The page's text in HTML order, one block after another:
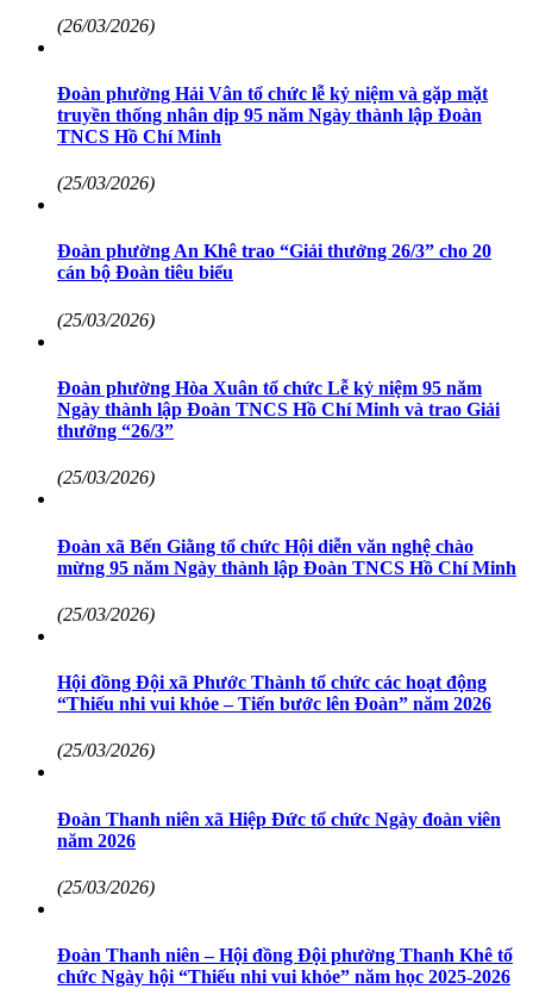
(26/03/2026)
Đoàn phường Hải Vân tổ chức lễ kỷ niệm và gặp mặt
truyền thống nhân dịp 95 năm Ngày thành lập Đoàn
TNCS Hồ Chí Minh
(25/03/2026)
Đoàn phường An Khê trao “Giải thưởng 26/3” cho 20
cán bộ Đoàn tiêu biểu
(25/03/2026)
Đoàn phường Hòa Xuân tổ chức Lễ kỷ niệm 95 năm
Ngày thành lập Đoàn TNCS Hồ Chí Minh và trao Giải
thưởng “26/3”
(25/03/2026)
Đoàn xã Bến Giằng tổ chức Hội diễn văn nghệ chào
mừng 95 năm Ngày thành lập Đoàn TNCS Hồ Chí Minh
(25/03/2026)
Hội đồng Đội xã Phước Thành tổ chức các hoạt động
“Thiếu nhi vui khỏe – Tiến bước lên Đoàn” năm 2026
(25/03/2026)
Đoàn Thanh niên xã Hiệp Đức tổ chức Ngày đoàn viên
năm 2026
(25/03/2026)
Đoàn Thanh niên – Hội đồng Đội phường Thanh Khê tổ
chức Ngày hội “Thiếu nhi vui khỏe” năm học 2025-2026